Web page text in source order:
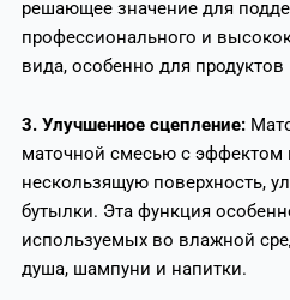
решающее значение для
профессионального и
вида, особенно для
3. Улучшенное сцепление:
маточной смесью с эффектом
нескользящую поверхность,
бутылки. Эта функция
используемых во влажной
душа, шампуни и напитки.